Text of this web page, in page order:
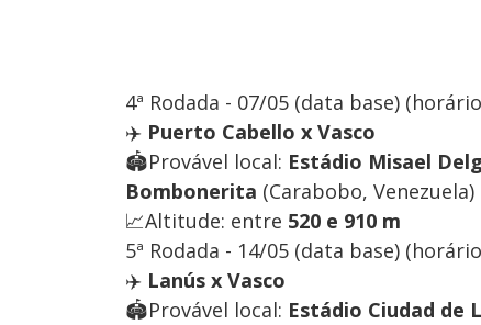
4ª Rodada - 07/05 (data base)
✈️ Puerto Cabello x Vasco
🏟️Provável local: Estádio Misael
Bombonerita (Carabobo, Venezuela)
📈Altitude: entre 520 e 910 m
5ª Rodada - 14/05 (data base)
✈️ Lanús x Vasco
🏟️Provável local: Estádio Ciudad de